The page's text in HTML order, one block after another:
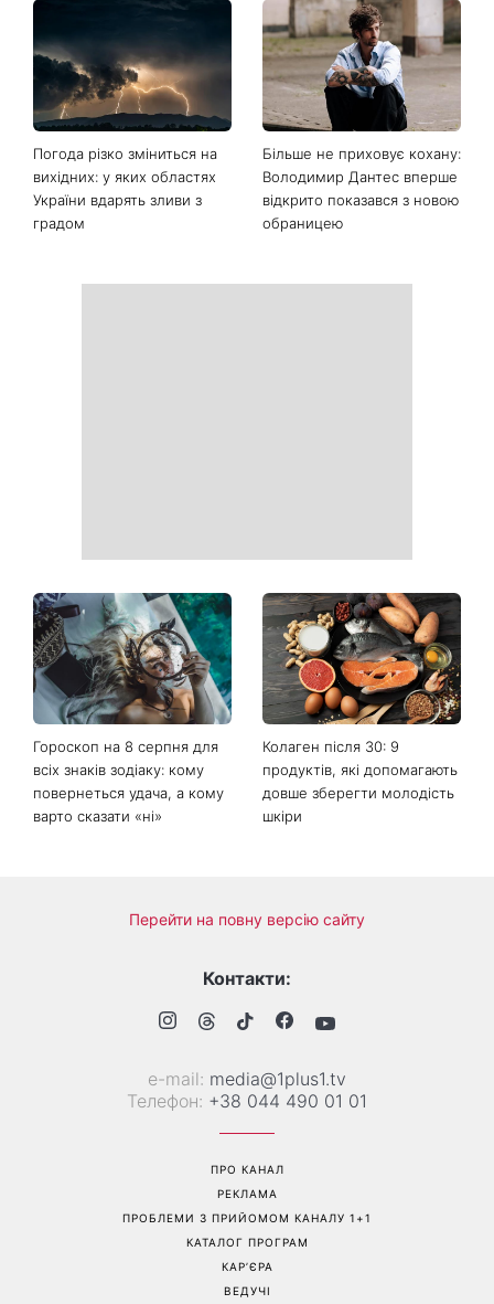
Погода різко зміниться на
вихідних: у яких областях
України вдарять зливи з
градом
Більше не приховує кохану:
Володимир Дантес вперше
відкрито показався з новою
обраницею
Гороскоп на 8 серпня для
всіх знаків зодіаку: кому
повернеться удача, а кому
варто сказати «ні»
Колаген після 30: 9
продуктів, які допомагають
довше зберегти молодість
шкіри
Перейти на повну версію сайту
Контакти:
е-mail: media@1plus1.tv
Телефон: +38 044 490 01 01
ПРО КАНАЛ
РЕКЛАМА
ПРОБЛЕМИ З ПРИЙОМОМ КАНАЛУ 1+1
КАТАЛОГ ПРОГРАМ
КАР’ЄРА
ВЕДУЧІ